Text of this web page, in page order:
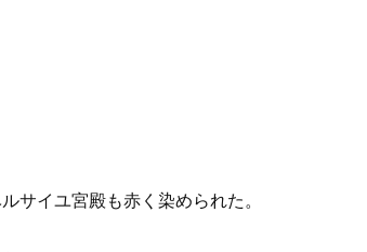
サイユ宮殿も赤く染められた。